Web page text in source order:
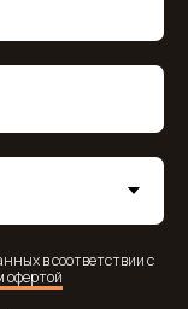
в соответствии с
офертой